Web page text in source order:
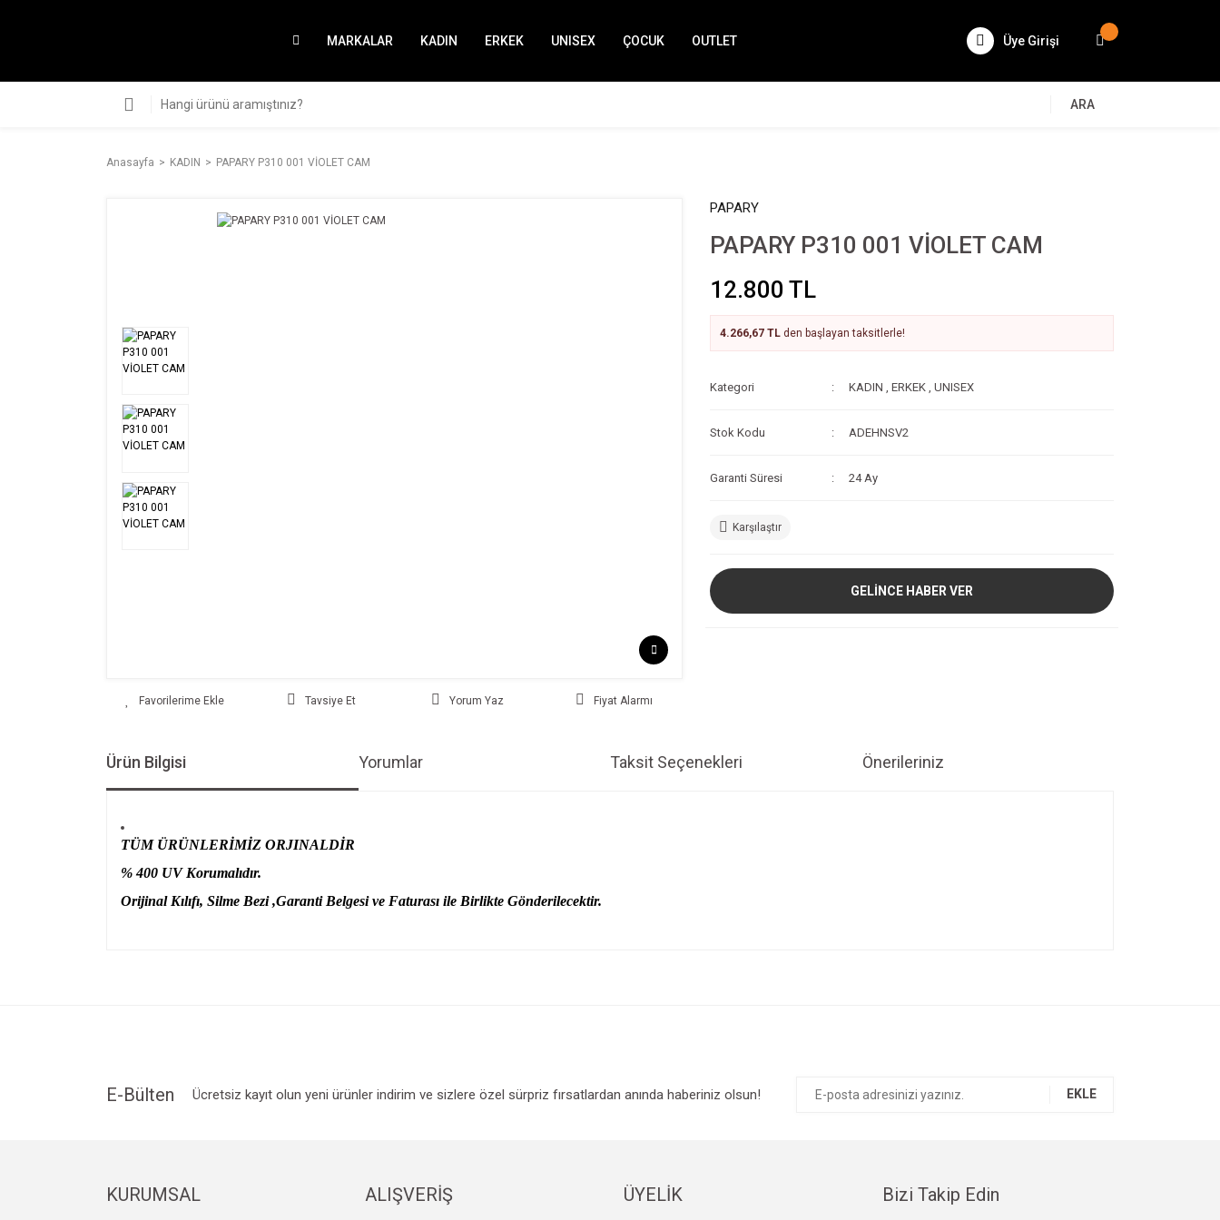
MARKALAR KADIN ERKEK UNISEX ÇOCUK OUTLET Üye Girişi
ARA
Anasayfa KADIN PAPARY P310 001 VİOLET CAM
Tavsiye Et Yorum Yaz Fiyat Alarmı
PAPARY
PAPARY P310 001 VİOLET CAM
12.800 TL
4.266,67 TL den başlayan taksitlerle!
Kategori KADIN , ERKEK , UNISEX
Stok Kodu ADEHNSV2
Garanti Süresi 24 Ay
Karşılaştır
GELİNCE HABER VER
Ürün Bilgisi Yorumlar Taksit Seçenekleri Önerileriniz
TÜM ÜRÜNLERİMİZ ORJINALDİR
% 400 UV Korumalıdır.
Orijinal Kılıfı, Silme Bezi ,Garanti Belgesi ve Faturası ile Birlikte Gönderilecektir.
Bu ürüne benzer farklı alternatifler olmalı.
E-Bülten Ücretsiz kayıt olun yeni ürünler indirim ve sizlere özel sürpriz fırsatlardan anında haberiniz olsun! EKLE
KURUMSAL ALIŞVERİŞ ÜYELİK Bizi Takip Edin